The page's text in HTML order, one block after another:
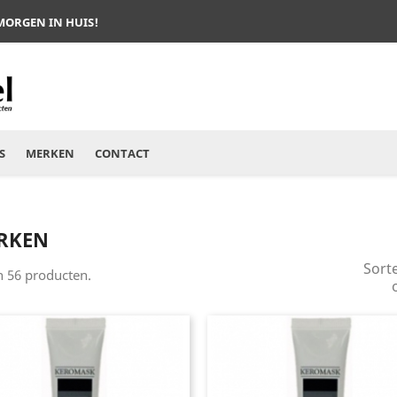
IN HUIS!
MERKEN CONTACT
56 producten.